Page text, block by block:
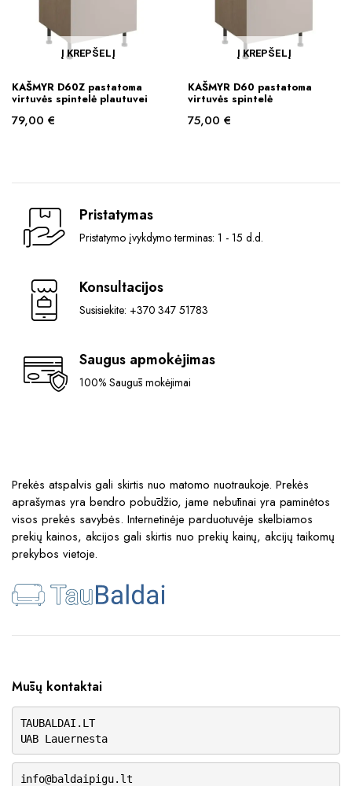
Į KREPŠELĮ
KAŠMYR D60Z pastatoma
virtuvės spintelė plautuvei
79,00 €
Į KREPŠELĮ
KAŠMYR D60 pastatoma
virtuvės spintelė
75,00 €
Pristatymas
Pristatymo įvykdymo terminas: 1 - 15 d.d.
Konsultacijos
Susisiekite: +370 347 51783
Saugus apmokėjimas
100% Saugūs mokėjimai
Prekės atspalvis gali skirtis nuo matomo nuotraukoje. Prekės
aprašymas yra bendro pobūdžio, jame nebūtinai yra paminėtos
visos prekės savybės. Internetinėje parduotuvėje skelbiamos
prekių kainos, akcijos gali skirtis nuo prekių kainų, akcijų taikomų
prekybos vietoje.
Mūsų kontaktai
TAUBALDAI.LT
UAB Lauernesta
info@baldaipigu.lt